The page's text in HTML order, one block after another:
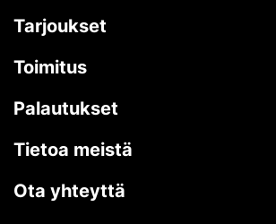
Tarjoukset
Toimitus
Palautukset
Tietoa meistä
Ota yhteyttä